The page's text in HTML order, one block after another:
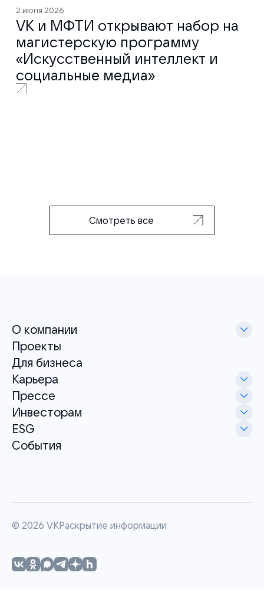
2 июня 2026
VK и МФТИ открывают набор на
магистерскую программу
«Искусственный интеллект и
социальные медиа»
Смотреть все
О компании
Проекты
Для бизнеса
Карьера
Прессе
Инвесторам
ESG
События
© 2026 VKРаскрытие информации